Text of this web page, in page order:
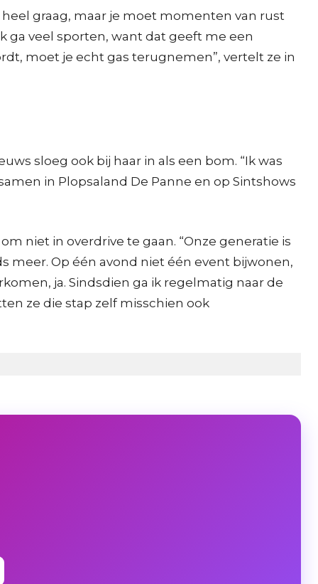
graag, maar je moet momenten van rust
ga veel sporten, want dat geeft me een
moet je echt gas terugnemen”, vertelt ze in
sloeg ook bij haar in als een bom. “Ik was
in Plopsaland De Panne en op Sintshows
niet in overdrive te gaan. “Onze generatie is
meer. Op één avond niet één event bijwonen,
ja. Sindsdien ga ik regelmatig naar de
ze die stap zelf misschien ook